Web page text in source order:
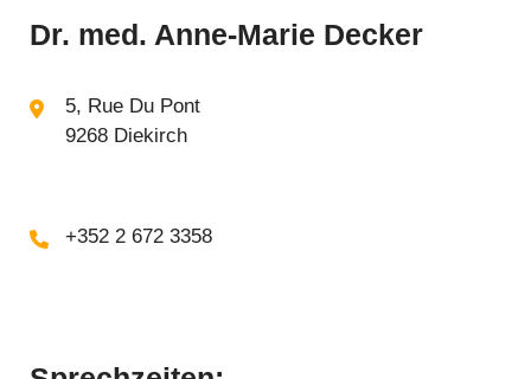
Dr. med. Anne-Marie Decker
5, Rue Du Pont
9268 Diekirch
+352 2 672 3358